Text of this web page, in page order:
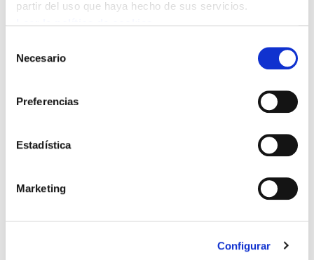
partir del uso que haya hecho de sus servicios.
Necesario
Preferencias
Estadística
Marketing
Configurar